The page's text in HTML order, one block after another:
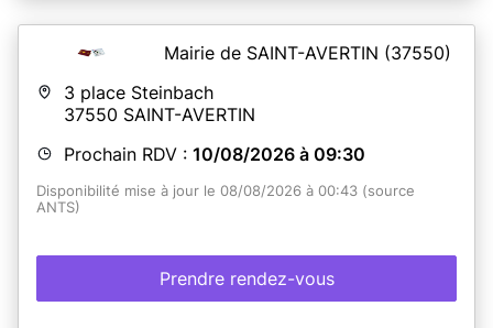
Mairie de SAINT-AVERTIN (37550)
3 place Steinbach
37550 SAINT-AVERTIN
Prochain RDV : 10/08/2026 à 09:30
Disponibilité mise à jour le 08/08/2026 à 00:43 (source
ANTS)
Prendre rendez-vous